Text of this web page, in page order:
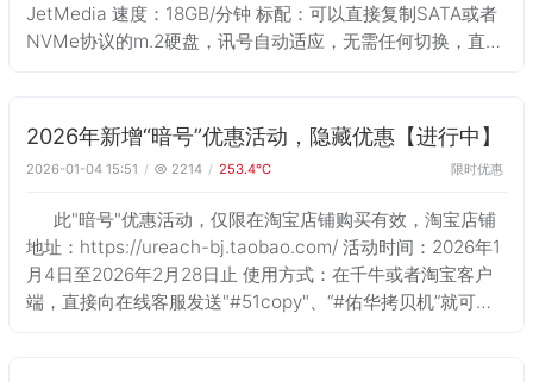
JetMedia 速度：18GB/分钟 标配：可以直接复制SATA或者
NVMe协议的m.2硬盘，讯号自动适应，无需任何切换，直接
2026年新增“暗号”优惠活动，隐藏优惠【进行中】
2026-01-04 15:51 2214 253.4℃ 限时优惠
此"暗号"优惠活动，仅限在淘宝店铺购买有效，淘宝店铺
地址：https://ureach-bj.taobao.com/ 活动时间：2026年1
月4日至2026年2月28日止 使用方式：在千牛或者淘宝客户
端，直接向在线客服发送"#51copy"、“#佑华拷贝机”就可以